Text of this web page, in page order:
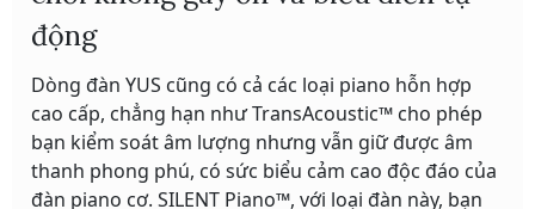
động
Dòng đàn YUS cũng có cả các loại piano hỗn hợp
cao cấp, chẳng hạn như TransAcoustic™ cho phép
bạn kiểm soát âm lượng nhưng vẫn giữ được âm
thanh phong phú, có sức biểu cảm cao độc đáo của
đàn piano cơ. SILENT Piano™, với loại đàn này, bạn